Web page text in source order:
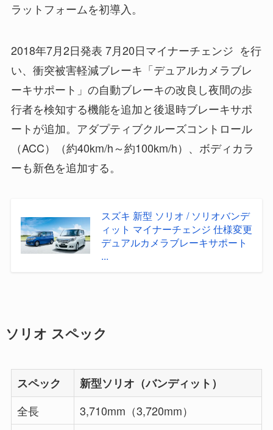
ラットフォームを初導入。
2018年7月2日発表 7月20日マイナーチェンジ を行
い、衝突被害軽減ブレーキ「デュアルカメラブレ
ーキサポート」の自動ブレーキの改良し夜間の歩
行者を検知する機能を追加と後退時ブレーキサポ
ートが追加。アダプティブクルーズコントロール
（ACC）（約40km/h～約100km/h）、ボディカラ
ーも新色を追加する。
スズキ 新型 ソリオ / ソリオバンデ
ィット マイナーチェンジ 仕様変更
デュアルカメラブレーキサポート
...
ソリオ スペック
スペック
新型ソリオ（バンディット）
全長
3,710mm（3,720mm）